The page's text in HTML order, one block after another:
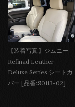
【装着写真】ジムニー
Refinad Leather
Deluxe Series シートカ
バー [品番:S0113-02]